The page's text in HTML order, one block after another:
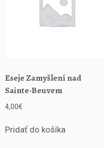
Eseje Zamyšlení nad
Sainte-Beuvem
4,00€
Pridať do košíka